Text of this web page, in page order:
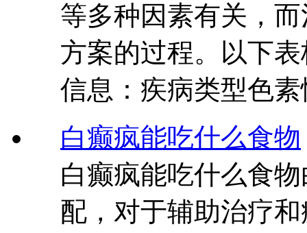
等多种因素有关，
方案的过程。以下
信息：疾病类型色
白癫疯能吃什么食物
白癫疯能吃什么食
配，对于辅助治疗